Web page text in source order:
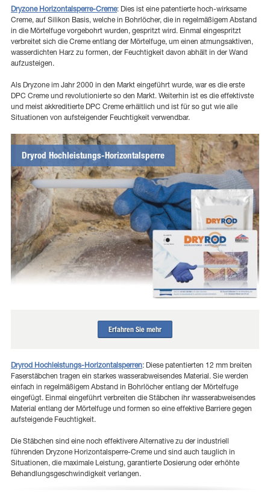
Dryzone Horizontalsperre-Creme: Dies ist eine patentierte hoch-wirksame
Creme, auf Silikon Basis, welche in Bohrlöcher, die in regelmäßigem Abstand
in die Mörtelfuge vorgebohrt wurden, gespritzt wird. Einmal eingespritzt
verbreitet sich die Creme entlang der Mörtelfuge, um einen atmungsaktiven,
wasserdichten Harz zu formen, der Feuchtigkeit davon abhält in der Wand
aufzusteigen.
Als Dryzone im Jahr 2000 in den Markt eingeführt wurde, war es die erste
DPC Creme und revolutionierte so den Markt. Weiterhin ist es die effektivste
und meist akkreditierte DPC Creme erhältlich und ist für so gut wie alle
Situationen von aufsteigender Feuchtigkeit verwendbar.
Dryrod Hochleistungs-Horizontalsperre
Erfahren Sie mehr
Dryrod Hochleistungs-Horizontalsperren: Diese patentierten 12 mm breiten
Faserstäbchen tragen ein starkes wasserabweisendes Material. Sie werden
einfach in regelmäßigem Abstand in Bohrlöcher entlang der Mörtelfuge
eingefügt. Einmal eingeführt verbreiten die Stäbchen ihr wasserabweisendes
Material entlang der Mörtelfuge und formen so eine effektive Barriere gegen
aufsteigende Feuchtigkeit.
Die Stäbchen sind eine noch effektivere Alternative zu der industriell
führenden Dryzone Horizontalsperre-Creme und sind auch tauglich in
Situationen, die maximale Leistung, garantierte Dosierung oder erhöhte
Behandlungsgeschwindigkeit verlangen.